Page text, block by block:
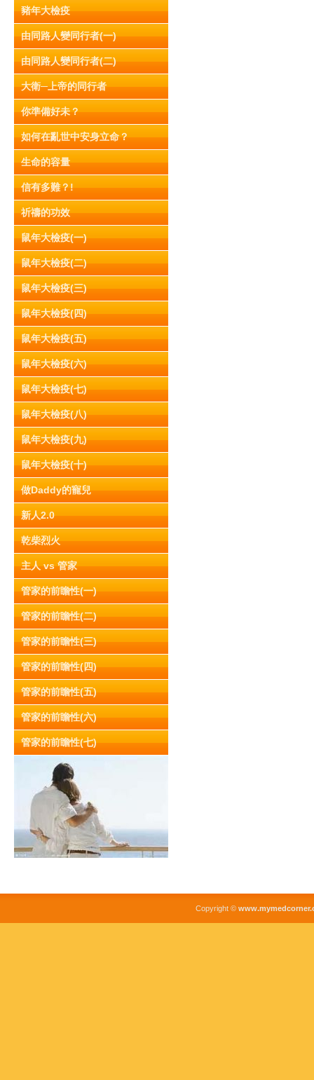
豬年大檢疫
由同路人變同行者(一)
由同路人變同行者(二)
大衛─上帝的同行者
你準備好未？
如何在亂世中安身立命？
生命的容量
信有多難？!
祈禱的功效
鼠年大檢疫(一)
鼠年大檢疫(二)
鼠年大檢疫(三)
鼠年大檢疫(四)
鼠年大檢疫(五)
鼠年大檢疫(六)
鼠年大檢疫(七)
鼠年大檢疫(八)
鼠年大檢疫(九)
鼠年大檢疫(十)
做Daddy的寵兒
新人2.0
乾柴烈火
主人 vs 管家
管家的前瞻性(一)
管家的前瞻性(二)
管家的前瞻性(三)
管家的前瞻性(四)
管家的前瞻性(五)
管家的前瞻性(六)
管家的前瞻性(七)
Copyright ©